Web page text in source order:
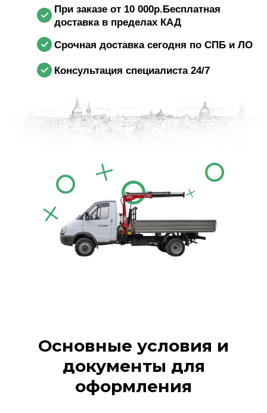
При заказе от 10 000р.Бесплатная
доставка в пределах КАД
Срочная доставка сегодня по СПБ и ЛО
Консультация специалиста 24/7
Основные условия и
документы для
оформления